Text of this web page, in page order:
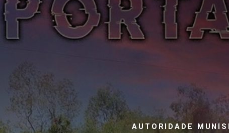
AUTORIDADE